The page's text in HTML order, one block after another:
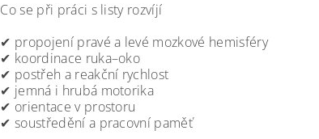
Co se při práci s listy rozvíjí
✔ propojení pravé a levé mozkové hemisféry
✔ koordinace ruka–oko
✔ postřeh a reakční rychlost
✔ jemná i hrubá motorika
✔ orientace v prostoru
✔ soustředění a pracovní paměť